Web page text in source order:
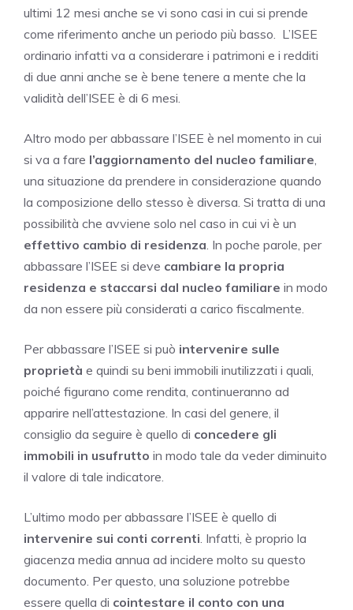
ultimi 12 mesi anche se vi sono casi in cui si prende
come riferimento anche un periodo più basso. L’ISEE
ordinario infatti va a considerare i patrimoni e i redditi
di due anni anche se è bene tenere a mente che la
validità dell’ISEE è di 6 mesi.
Altro modo per abbassare l’ISEE è nel momento in cui
si va a fare l’aggiornamento del nucleo familiare
una situazione da prendere in considerazione quando
la composizione dello stesso è diversa. Si tratta di una
possibilità che avviene solo nel caso in cui vi è un
effettivo cambio di residenza . In poche parole, per
abbassare l’ISEE si deve cambiare la propria
residenza e staccarsi dal nucleo familiare in modo
da non essere più considerati a carico fiscalmente.
Per abbassare l’ISEE si può intervenire sulle
proprietà e quindi su beni immobili inutilizzati i quali,
poiché figurano come rendita, continueranno ad
apparire nell’attestazione. In casi del genere, il
consiglio da seguire è quello di concedere gli
immobili in usufrutto in modo tale da veder diminuito
il valore di tale indicatore.
L’ultimo modo per abbassare l’ISEE è quello di
intervenire sui conti correnti . Infatti, è proprio la
giacenza media annua ad incidere molto su questo
documento. Per questo, una soluzione potrebbe
essere quella di cointestare il conto con una